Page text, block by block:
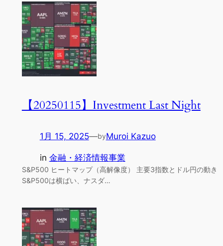
【20250115】Investment Last Night
1月 15, 2025—byMuroi Kazuo
in 金融・経済情報事業
S&P500 ヒートマップ（高解像度） 主要3指数とドル円の動き
S&P500は横ばい、ナスダ…